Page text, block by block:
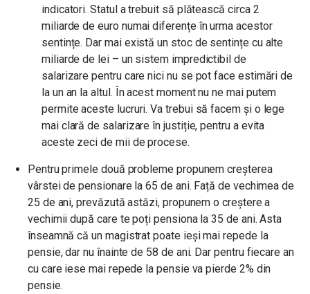
indicatori. Statul a trebuit să plătească circa 2
miliarde de euro numai diferențe în urma acestor
sentințe. Dar mai există un stoc de sentințe cu alte
miliarde de lei – un sistem impredictibil de
salarizare pentru care nici nu se pot face estimări de
la un an la altul. În acest moment nu ne mai putem
permite aceste lucruri. Va trebui să facem și o lege
mai clară de salarizare în justiție, pentru a evita
aceste zeci de mii de procese.
Pentru primele două probleme propunem creșterea
vârstei de pensionare la 65 de ani. Față de vechimea de
25 de ani, prevăzută astăzi, propunem o creștere a
vechimii după care te poți pensiona la 35 de ani. Asta
înseamnă că un magistrat poate ieși mai repede la
pensie, dar nu înainte de 58 de ani. Dar pentru fiecare an
cu care iese mai repede la pensie va pierde 2% din
pensie.